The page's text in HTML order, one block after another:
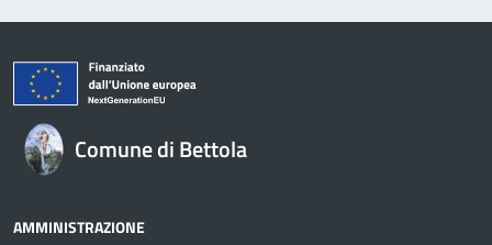
Comune di Bettola
AMMINISTRAZIONE